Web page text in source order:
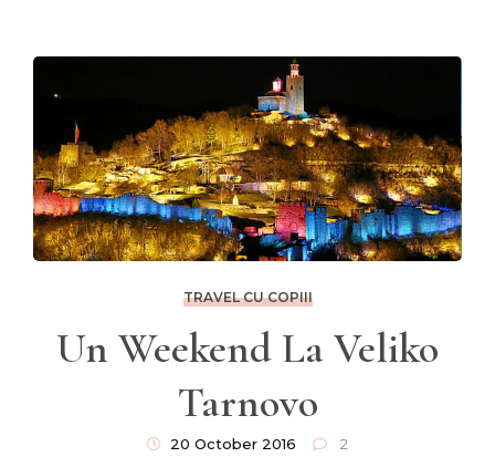
TRAVEL CU COPIII
Un Weekend La Veliko
Tarnovo
20 October 2016 2